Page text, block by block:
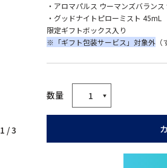
1 /3
・アロマパルス ウーマンズバランス
・グッドナイトピローミスト 45mL
限定ギフトボックス入り
※「ギフト包装サービス」対象外